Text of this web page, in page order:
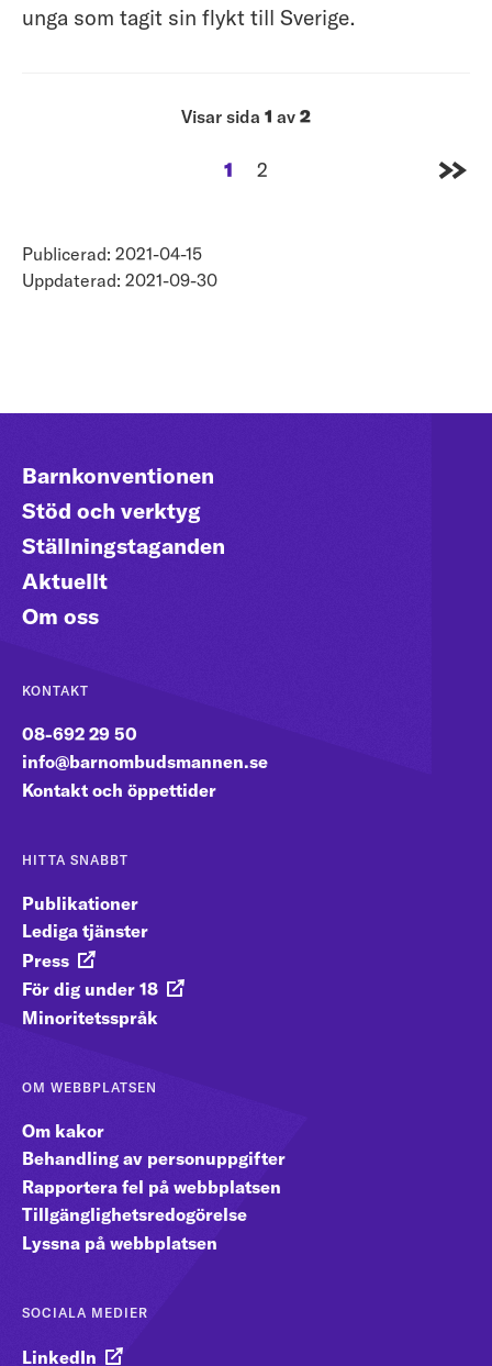
unga som tagit sin flykt till Sverige.
Visar sida 1 av 2
sida
1
sida
2
Gå
Publicerad: 2021-04-15
Uppdaterad: 2021-09-30
Barnkonventionen
Stöd och verktyg
Ställningstaganden
Aktuellt
Om oss
KONTAKT
08-692 29 50
info@barnombudsmannen.se
Kontakt och öppettider
HITTA SNABBT
Publikationer
Lediga tjänster
Press
För dig under 18
Minoritetsspråk
OM WEBBPLATSEN
Om kakor
Behandling av personuppgifter
Rapportera fel på webbplatsen
Tillgänglighetsredogörelse
Lyssna på webbplatsen
SOCIALA MEDIER
LinkedIn